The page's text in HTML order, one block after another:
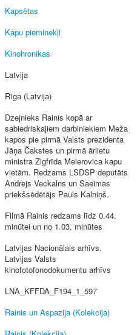
Kapsētas
Kapu pieminekļi
Kinohronikas
Latvija
Rīga (Latvija)
Dzejnieks Rainis kopā ar
sabiedriskajiem darbiniekiem Meža
kapos pie pirmā Valsts prezidenta
Jāņa Čakstes un pirmā ārlietu
ministra Zigfrīda Meierovica kapu
vietām. Redzams LSDSP deputāts
Andrejs Veckalns un Saeimas
priekšsēdētājs Pauls Kalniņš.
Filmā Rainis redzams līdz 0.44.
minūtei un no 1.03. minūtes
Latvijas Nacionālais arhīvs.
Latvijas Valsts
kinofotofonodokumentu arhīvs
LNA_KFFDA_F194_1_597
Rainis un Aspazija (Kolekcija)